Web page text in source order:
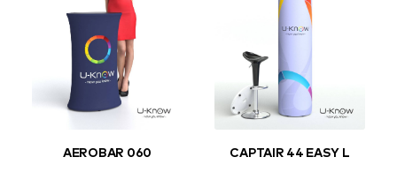
AEROBAR 060 CAPTAIR 44 EASY L